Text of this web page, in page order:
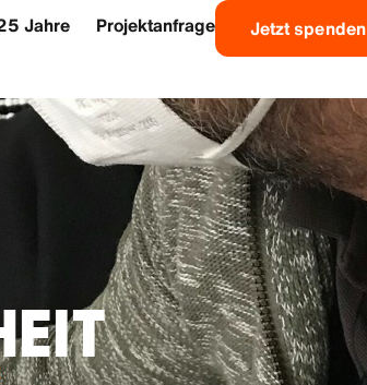
Jahre Projektanfrage Jetzt spenden